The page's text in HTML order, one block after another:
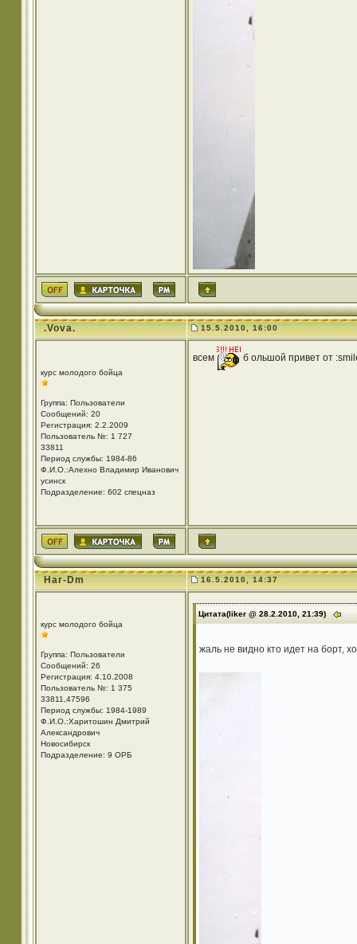
.Vova. 15.5.2010, 16:00
курс молодого бойца
Группа: Пользователи
Сообщений: 20
Регистрация: 2.2.2009
Пользователь №: 1 727
33811
Период службы: 1984-86
Ф.И.О.:Алехно Владимир Иванович
усинск
Подразделение: 602 спецназ
всем б ольшой привет от
Har-Dm 16.5.2010, 14:37
курс молодого бойца
Группа: Пользователи
Сообщений: 26
Регистрация: 4.10.2008
Пользователь №: 1 375
33811,47596
Период службы: 1984-1989
Ф.И.О.:Харитошин Дмитрий
Александрович
Новосибирск
Подразделение: 9 ОРБ
Цитата(liker @ 28.2.2010, 21:39)
жаль не видно кто идет на борт,